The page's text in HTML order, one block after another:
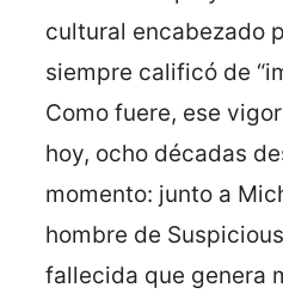
cultural encabezado
siempre calificó de
Como fuere, ese
hoy, ocho décadas
momento: junto a
hombre de
fallecida que genera